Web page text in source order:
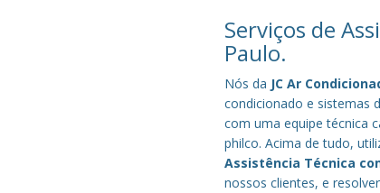
Serviços de
Paulo.
Nós da JC Ar
condicionado e sistemas
com uma equipe técnica
philco. Acima de tudo,
Assistência Técnica
nossos clientes, e